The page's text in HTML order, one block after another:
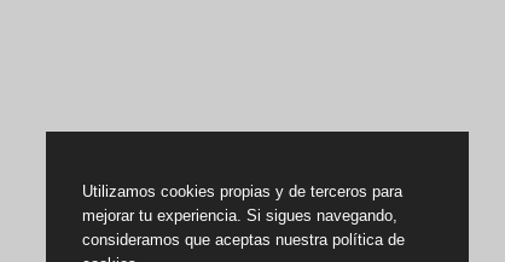
Utilizamos cookies propias y de terceros para
mejorar tu experiencia. Si sigues navegando,
consideramos que aceptas nuestra política de